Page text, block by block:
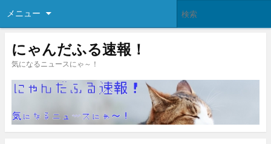
メニュー
にゃんだふる速報！
気になるニュースにゃ～！